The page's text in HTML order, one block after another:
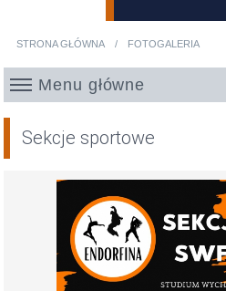
STRONA GŁÓWNA FOTOGALERIA
Menu główne
Sekcje sportowe